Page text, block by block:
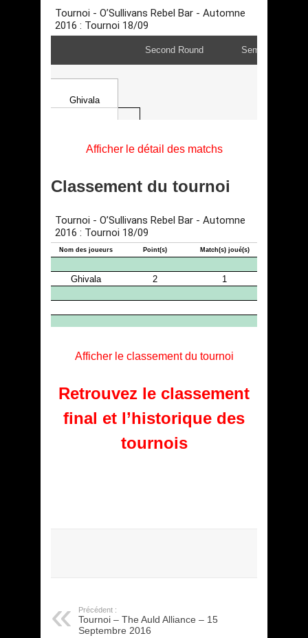
Afficher le détail des matchs
Classement du tournoi
Afficher le classement du tournoi
Retrouvez le classement
final et l’historique des
tournois
Précédent :
Tournoi – The Auld Alliance – 15
Septembre 2016